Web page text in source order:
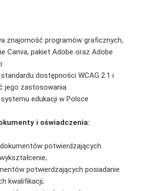
znajomość programów graficznych,
Canva, pakiet Adobe oraz Adobe
dostępności WCAG 2.1 i
jego zastosowania
edukacji w Polsce
i oświadczenia:
potwierdzających
potwierdzających posiadanie
kwalifikacji;